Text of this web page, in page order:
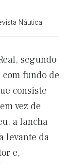
Náutica
segundo
com fundo de
consiste
vez de
a lancha
levante da
e,